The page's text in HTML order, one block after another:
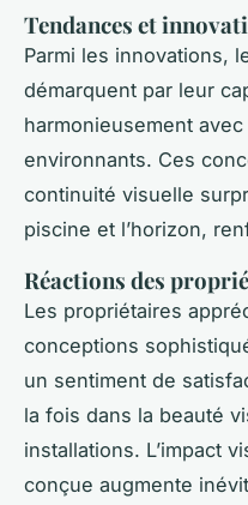
Tendances et
Parmi les innovations,
démarquent par leur
harmonieusement
environnants. Ces
continuité visuelle
piscine et l’horizon,
Réactions des
Les propriétaires
conceptions
un sentiment de
la fois dans la beauté
installations. L’impact
conçue augmente